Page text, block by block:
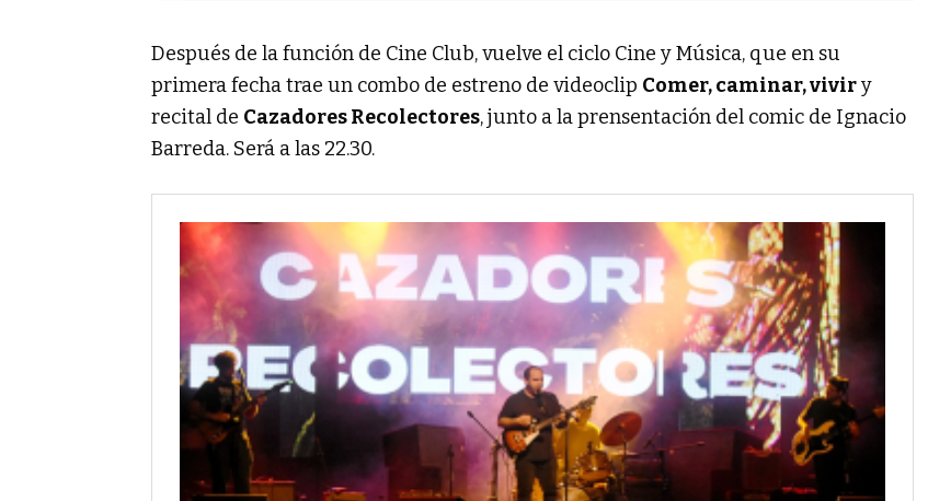
Después de la función de Cine Club, vuelve el ciclo Cine y Música, que en su
primera fecha trae un combo de estreno de videoclip Comer, caminar, viviry
recital de Cazadores Recolectores, junto a la prensentación del comic de Ignacio
Barreda. Será a las 22.30.